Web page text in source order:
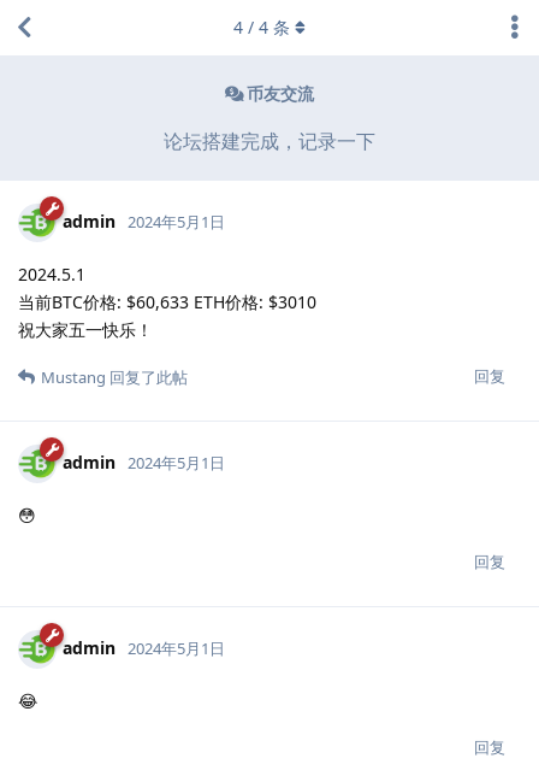
币友交流
论坛搭建完成，记录一下
4 / 4 条
admin 2024年5月1日
2024.5.1
当前BTC价格: $60,633 ETH价格: $3010
祝大家五一快乐！
回复
Mustang 回复了此帖
admin 2024年5月1日
😳
回复
admin 2024年5月1日
😂
回复